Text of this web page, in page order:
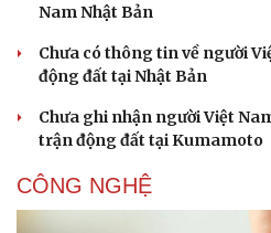
Nam Nhật Bản
Chưa có thông tin về người
động đất tại Nhật Bản
Chưa ghi nhận người Việt
trận động đất tại Kumamoto
CÔNG NGHỆ